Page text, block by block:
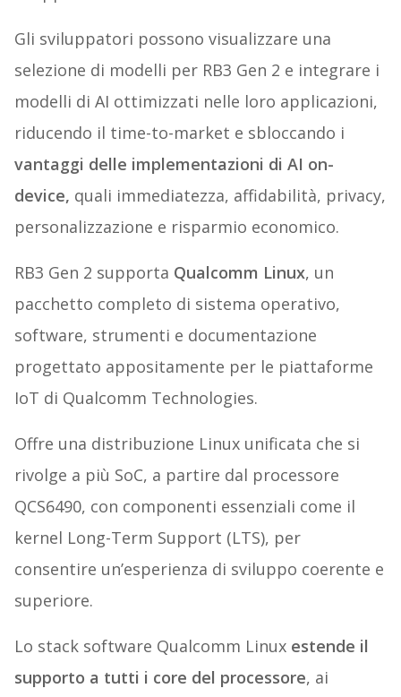
Gli sviluppatori possono visualizzare una
selezione di modelli per RB3 Gen 2 e integrare i
modelli di AI ottimizzati nelle loro applicazioni,
riducendo il time-to-market e sbloccando i
vantaggi delle implementazioni di AI on-
device, quali immediatezza, affidabilità, privacy,
personalizzazione e risparmio economico.
RB3 Gen 2 supporta Qualcomm Linux, un
pacchetto completo di sistema operativo,
software, strumenti e documentazione
progettato appositamente per le piattaforme
IoT di Qualcomm Technologies.
Offre una distribuzione Linux unificata che si
rivolge a più SoC, a partire dal processore
QCS6490, con componenti essenziali come il
kernel Long-Term Support (LTS), per
consentire un’esperienza di sviluppo coerente e
superiore.
Lo stack software Qualcomm Linuxestende il
supporto a tutti i core del processore, ai